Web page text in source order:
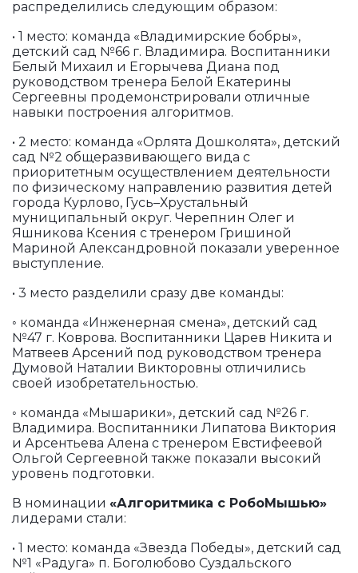
распределились следующим образом:
• 1 место: команда «Владимирские бобры»,
детский сад №66 г. Владимира. Воспитанники
Белый Михаил и Егорычева Диана под
руководством тренера Белой Екатерины
Сергеевны продемонстрировали отличные
навыки построения алгоритмов.
• 2 место: команда «Орлята Дошколята», детский
сад №2 общеразвивающего вида с
приоритетным осуществлением деятельности
по физическому направлению развития детей
города Курлово, Гусь–Хрустальный
муниципальный округ. Черепнин Олег и
Яшникова Ксения с тренером Гришиной
Мариной Александровной показали уверенное
выступление.
• 3 место разделили сразу две команды:
◦ команда «Инженерная смена», детский сад
№47 г. Коврова. Воспитанники Царев Никита и
Матвеев Арсений под руководством тренера
Думовой Наталии Викторовны отличились
своей изобретательностью.
◦ команда «Мышарики», детский сад №26 г.
Владимира. Воспитанники Липатова Виктория
и Арсентьева Алена с тренером Евстифеевой
Ольгой Сергеевной также показали высокий
уровень подготовки.
В номинации «Алгоритмика с РобоМышью»
лидерами стали:
• 1 место: команда «Звезда Победы», детский сад
№1 «Радуга» п. Боголюбово Суздальского